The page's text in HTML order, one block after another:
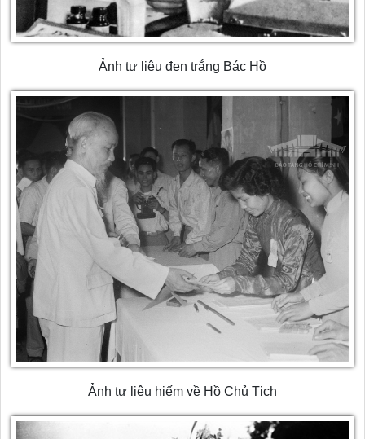
Ảnh tư liệu đen trắng Bác Hồ
Ảnh tư liệu hiếm về Hồ Chủ Tịch